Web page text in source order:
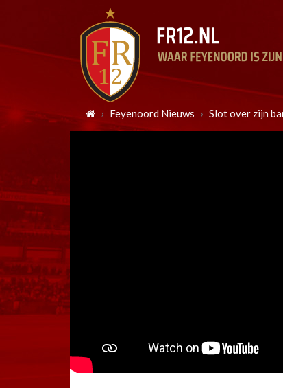
Feyenoord Nieuws Slot over zijn